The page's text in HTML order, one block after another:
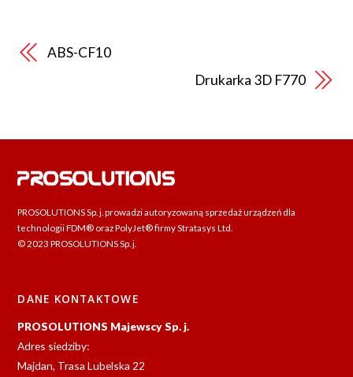
ABS-CF10
Drukarka 3D F770
PROSOLUTIONS Sp. j. prowadzi autoryzowaną sprzedaż urządzeń dla
technologii FDM® oraz PolyJet® firmy Stratasys Ltd.
© 2023 PROSOLUTIONS Sp. j.
DANE KONTAKTOWE
PROSOLUTIONS Majewscy Sp. j.
Adres siedziby:
Majdan, Trasa Lubelska 22